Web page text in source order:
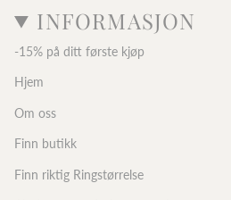
INFORMASJON
-15% på ditt første kjøp
Hjem
Om oss
Finn butikk
Finn riktig Ringstørrelse